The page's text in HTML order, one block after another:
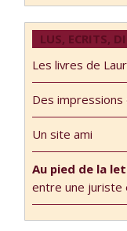
LUS, ECRITS,
Les livres de
Des
Un site ami
Au pied de la
entre une juriste